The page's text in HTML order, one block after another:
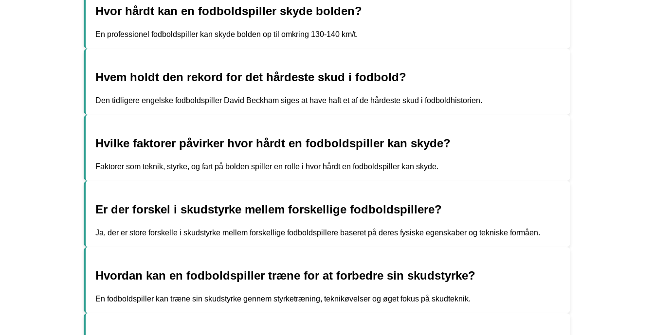
Hvor hårdt kan en fodboldspiller skyde bolden?
En professionel fodboldspiller kan skyde bolden op til omkring 130-140 km/t.
Hvem holdt den rekord for det hårdeste skud i fodbold?
Den tidligere engelske fodboldspiller David Beckham siges at have haft et af de hårdeste skud i fodboldhistorien.
Hvilke faktorer påvirker hvor hårdt en fodboldspiller kan skyde?
Faktorer som teknik, styrke, og fart på bolden spiller en rolle i hvor hårdt en fodboldspiller kan skyde.
Er der forskel i skudstyrke mellem forskellige fodboldspillere?
Ja, der er store forskelle i skudstyrke mellem forskellige fodboldspillere baseret på deres fysiske egenskaber og tekniske formåen.
Hvordan kan en fodboldspiller træne for at forbedre sin skudstyrke?
En fodboldspiller kan træne sin skudstyrke gennem styrketræning, teknikøvelser og øget fokus på skudteknik.